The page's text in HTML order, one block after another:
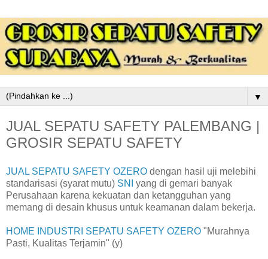
▼
JUAL SEPATU SAFETY PALEMBANG |
GROSIR SEPATU SAFETY
JUAL SEPATU SAFETY OZERO dengan hasil uji melebihi
standarisasi (syarat mutu) SNI
yang di gemari banyak
Perusahaan karena kekuatan dan ketangguhan yang
memang di desain khusus untuk keamanan dalam bekerja.
HOME INDUSTRI SEPATU SAFETY OZERO "Murahnya
Pasti, Kualitas Terjamin" (y)